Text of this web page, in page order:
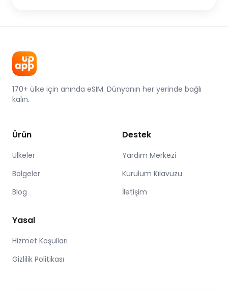
170+ ülke için anında eSIM. Dünyanın her yerinde bağlı
kalın.
Ürün
Ülkeler
Bölgeler
Blog
Destek
Yardım Merkezi
Kurulum Kılavuzu
İletişim
Yasal
Hizmet Koşulları
Gizlilik Politikası